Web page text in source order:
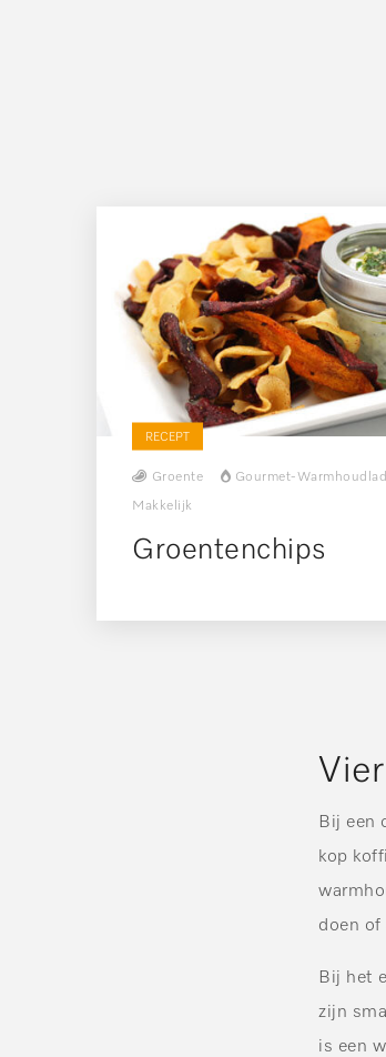
RECEPT
Groente Gourmet-
Makkelijk
Groentenchips
Bij een
kop
doen of
Bij het
zijn
is een